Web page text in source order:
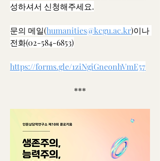
성하셔서 신청해주세요.
문의 메일(humanities@kcgu.ac.kr)이나
전화(02-584-6853)
https://forms.gle/1ziNgiGneonhVmE57
***